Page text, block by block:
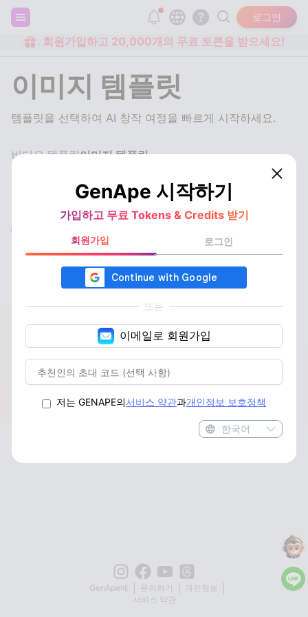
로그인
홈 이미지 템플릿
회원가입하고 20,000개의 무료 토큰을 받으세요!
이미지 템플릿
템플릿을 선택하여 AI 창작 여정을 빠르게 시작하세요.
비디오 템플릿이미지 템플릿
스타일 생성
이미지 복원
유튜브 배너 디자인
AI 커버 생성
AI 로고 생성 AI 3D 로고 생성
AI 증명사진 AI 의상 변경
애니 캐릭터 생성 AI 일러스트 생성
AI 일러스트 변환 AI 캐릭터 제작
AI 퍼리 생성 3D 인물 생성
AI 미학 생성 필터
흑백 사진 컬러화 AI 색상 보정
AI 이미지 확장 배경 제거
AI 인테리어 디자인 포스터 생성기
생일 카드 픽셀 아트 생성기
AI 카툰 생성기 카드 편집기
사진 컬러화 YouTube 썸네일 생성기
GenApe에 문의하기
개인정보
서비스 약관
GenApe 시작하기
가입하고 무료 Tokens & Credits 받기
회원가입 로그인
또는
이메일로 회원가입
저는 GENAPE의서비스 약관과개인정보 보호정책
한국어